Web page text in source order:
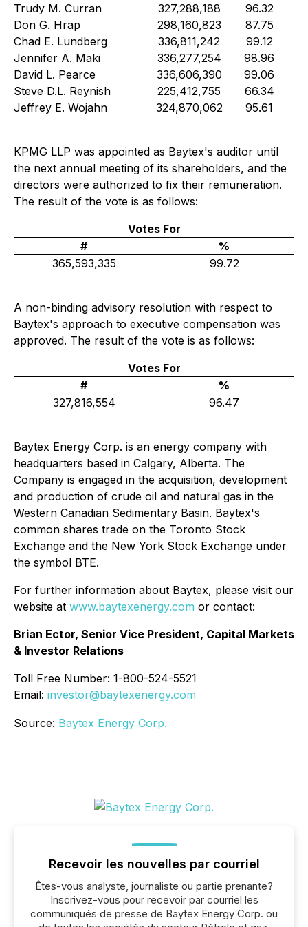
Trudy M. Curran
327,288,188
96.32
Don G. Hrap
298,160,823
87.75
Chad E. Lundberg
336,811,242
99.12
Jennifer A. Maki
336,277,254
98.96
David L. Pearce
336,606,390
99.06
Steve D.L. Reynish
225,412,755
66.34
Jeffrey E. Wojahn
324,870,062 95.61
KPMG LLP was appointed as Baytex's auditor until
the next annual meeting of its shareholders, and the
directors were authorized to fix their remuneration.
The result of the vote is as follows:
Votes For
#
%
365,593,335
99.72
A non-binding advisory resolution with respect to
Baytex's approach to executive compensation was
approved. The result of the vote is as follows:
Votes For
#
%
327,816,554
96.47
Baytex Energy Corp. is an energy company with
headquarters based in Calgary, Alberta. The
Company is engaged in the acquisition, development
and production of crude oil and natural gas in the
Western Canadian Sedimentary Basin. Baytex's
common shares trade on the Toronto Stock
Exchange and the New York Stock Exchange under
the symbol BTE.
For further information about Baytex, please visit our
website at www.baytexenergy.com or contact:
Brian Ector, Senior Vice President, Capital Markets
& Investor Relations
Toll Free Number: 1-800-524-5521
Email: investor@baytexenergy.com
Source: Baytex Energy Corp.
Recevoir les nouvelles par courriel
Êtes-vous analyste, journaliste ou partie prenante?
Inscrivez-vous pour recevoir par courriel les
communiqués de presse de Baytex Energy Corp. ou